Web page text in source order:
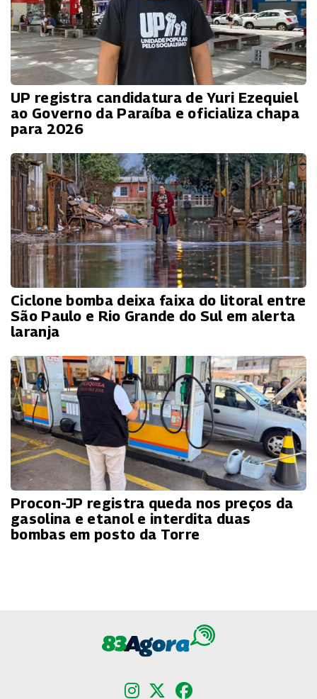
UP registra candidatura de Yuri Ezequiel
ao Governo da Paraíba e oficializa chapa
para 2026
Ciclone bomba deixa faixa do litoral entre
São Paulo e Rio Grande do Sul em alerta
laranja
Procon-JP registra queda nos preços da
gasolina e etanol e interdita duas
bombas em posto da Torre